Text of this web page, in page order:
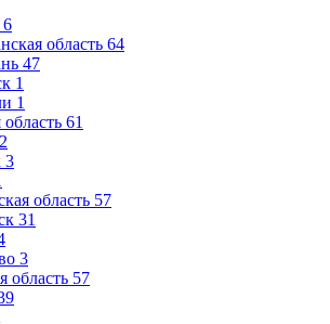
6
область 64
47
1
1
61
3
область 57
31
3
область 57